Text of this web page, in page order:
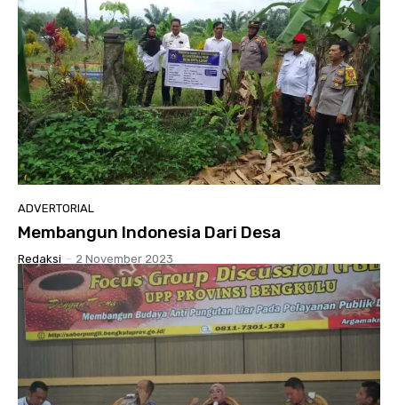
ADVERTORIAL
Membangun Indonesia Dari Desa
Redaksi - 2 November 2023